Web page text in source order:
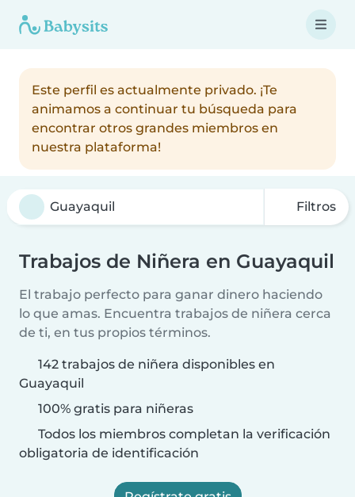
Este perfil es actualmente privado. ¡Te
animamos a continuar tu búsqueda para
encontrar otros grandes miembros en
nuestra plataforma!
Filtros
Trabajos de Niñera en Guayaquil
El trabajo perfecto para ganar dinero haciendo
lo que amas. Encuentra trabajos de niñera cerca
de ti, en tus propios términos.
142 trabajos de niñera disponibles en
Guayaquil
100% gratis para niñeras
Todos los miembros completan la verificación
obligatoria de identificación